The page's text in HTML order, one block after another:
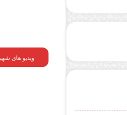
ویدیو های